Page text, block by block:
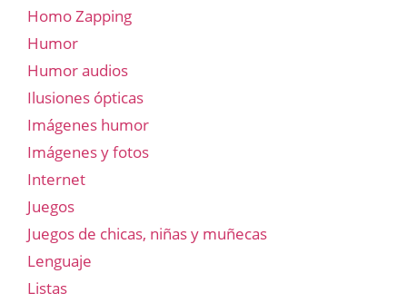
Homo Zapping
Humor
Humor audios
Ilusiones ópticas
Imágenes humor
Imágenes y fotos
Internet
Juegos
Juegos de chicas, niñas y muñecas
Lenguaje
Listas